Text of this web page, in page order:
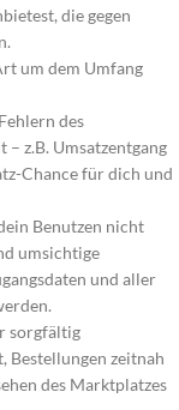
die gegen
um dem Umfang
des
z.B. Umsatzentgang
Chance für dich und
Benutzen nicht
umsichtige
und aller
sorgfältig
Bestellungen zeitnah
des Marktplatzes